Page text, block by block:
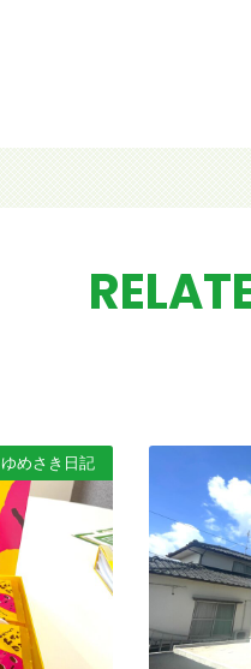
ゆめさき日記